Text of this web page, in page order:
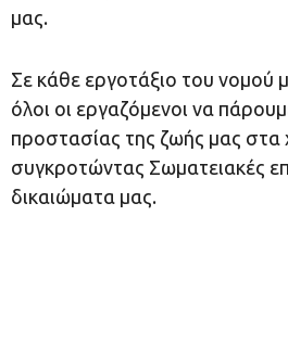
μας.
Σε κάθε εργοτάξιο του νομού
όλοι οι εργαζόμενοι να
προστασίας της ζωής μας στα
συγκροτώντας Σωματειακές
δικαιώματα μας.